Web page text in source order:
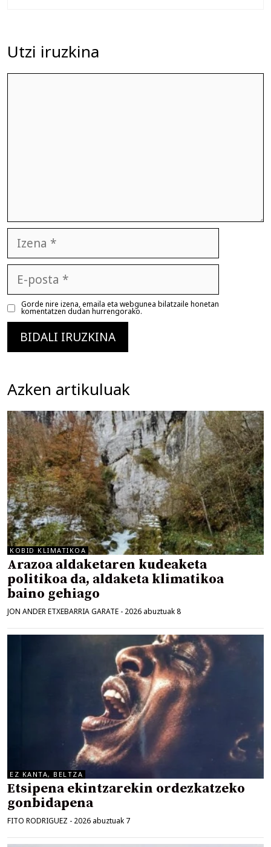
Utzi iruzkina
posta
Gorde nire izena, emaila eta webgunea bilatzaile honetan
komentatzen dudan hurrengorako.
Azken artikuluak
KOBID KLIMATIKOA
Arazoa aldaketaren kudeaketa
politikoa da, aldaketa klimatikoa
baino gehiago
JON ANDER ETXEBARRIA GARATE - 2026 abuztuak 8
EZ KANTA, BELTZA
Etsipena ekintzarekin ordezkatzeko
gonbidapena
FITO RODRIGUEZ - 2026 abuztuak 7